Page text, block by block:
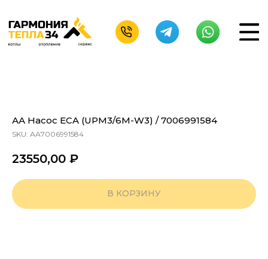
АА Насос ECA (UPM3/6M-W3) / 7006991584
SKU: АА7006991584
23550,00 ₽
В КОРЗИНУ